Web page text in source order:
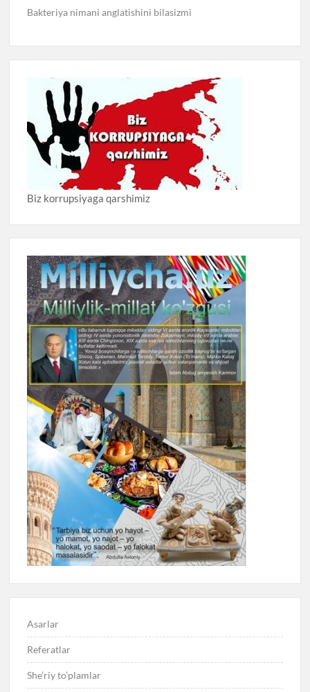
Bakteriya nimani anglatishini bilasizmi
Biz korrupsiyaga qarshimiz
Asarlar
Referatlar
She’riy to’plamlar